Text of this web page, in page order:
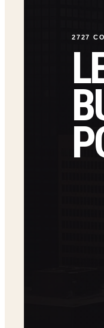
2727